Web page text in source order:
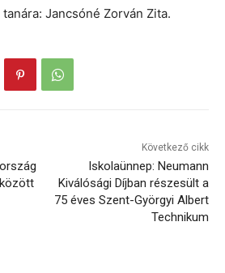
Jancsóné Zorván Zita.
Következő cikk
Iskolaünnep: Neumann
Kiválósági Díjban részesült a
75 éves Szent-Györgyi Albert
Technikum